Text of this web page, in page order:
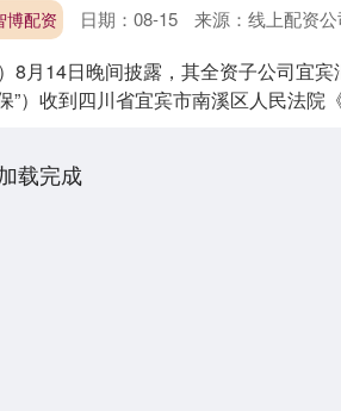
博配资 日期：08-15 来源：线上配资公
8月14日晚间披露，其全资子公司宜宾
”）收到四川省宜宾市南溪区人民法院
载完成